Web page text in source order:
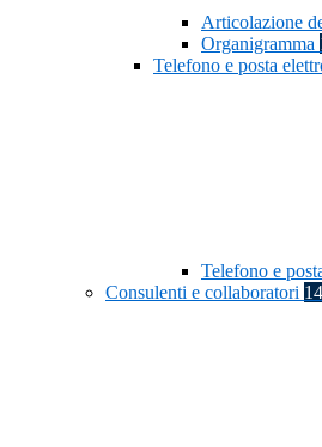
Articolazione
Organigramma
Telefono e posta
Telefono e
Consulenti e collaboratori